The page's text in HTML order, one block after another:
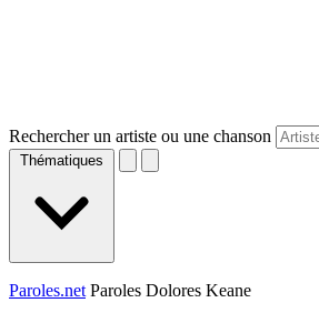
Rechercher un artiste ou une chanson
Thématiques
Paroles.net Paroles Dolores Keane